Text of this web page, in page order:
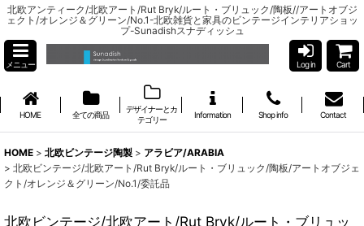
北欧アンティーク/北欧アート/Rut Bryk/ルート・ブリュック/陶板//アートオブジ
ェクト/オレンジ＆グリーン/No.1-北欧雑貨と家具のビンテージインテリアショッ
プ-Sunadishスナディッシュ
メニュー Log in Cart
HOME 全ての商品
デザイナーとカ
テゴリー
Information Shop info Contact
HOME > 北欧ビンテージ陶製 > アラビア/ARABIA
> 北欧ビンテージ/北欧アート/Rut Bryk/ルート・ブリュック/陶板/アートオブジェ
クト/オレンジ＆グリーン/No.1/委託品
北欧ビンテージ/北欧アート/Rut Bryk/ルート・ブリュッ